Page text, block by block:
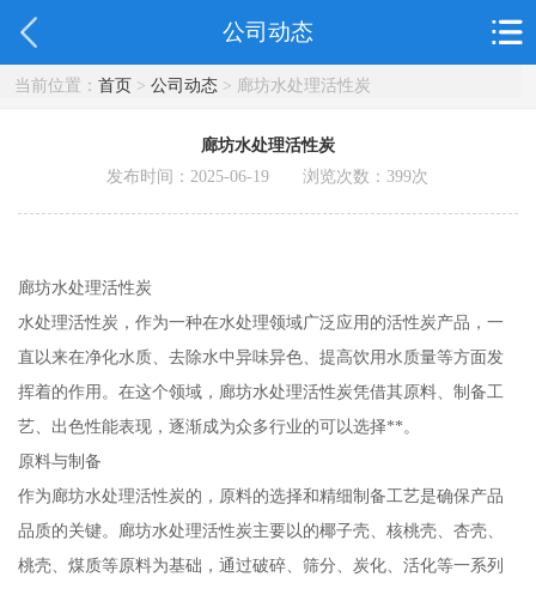
公司动态
当前位置： 首页> 公司动态> 廊坊水处理活性炭
廊坊水处理活性炭
发布时间：2025-06-19 浏览次数：399次
廊坊水处理活性炭
水处理活性炭，作为一种在水处理领域广泛应用的活性炭产品，一
直以来在净化水质、去除水中异味异色、提高饮用水质量等方面发
挥着的作用。在这个领域，廊坊水处理活性炭凭借其原料、制备工
艺、出色性能表现，逐渐成为众多行业的可以选择**。
原料与制备
作为廊坊水处理活性炭的，原料的选择和精细制备工艺是确保产品
品质的关键。廊坊水处理活性炭主要以的椰子壳、核桃壳、杏壳、
桃壳、煤质等原料为基础，通过破碎、筛分、炭化、活化等一系列